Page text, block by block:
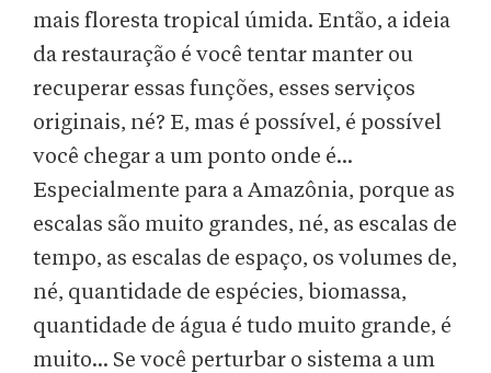
mais floresta tropical úmida. Então, a ideia
da restauração é você tentar manter ou
recuperar essas funções, esses serviços
originais, né? E, mas é possível, é possível
você chegar a um ponto onde é...
Especialmente para a Amazônia, porque as
escalas são muito grandes, né, as escalas de
tempo, as escalas de espaço, os volumes de,
né, quantidade de espécies, biomassa,
quantidade de água é tudo muito grande, é
muito... Se você perturbar o sistema a um